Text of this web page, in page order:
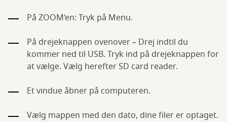
På ZOOM’en: Tryk på Menu.
På drejeknappen ovenover – Drej indtil du
kommer ned til USB. Tryk ind på drejeknappen for
at vælge. Vælg herefter SD card reader.
Et vindue åbner på computeren.
Vælg mappen med den dato, dine filer er optaget.